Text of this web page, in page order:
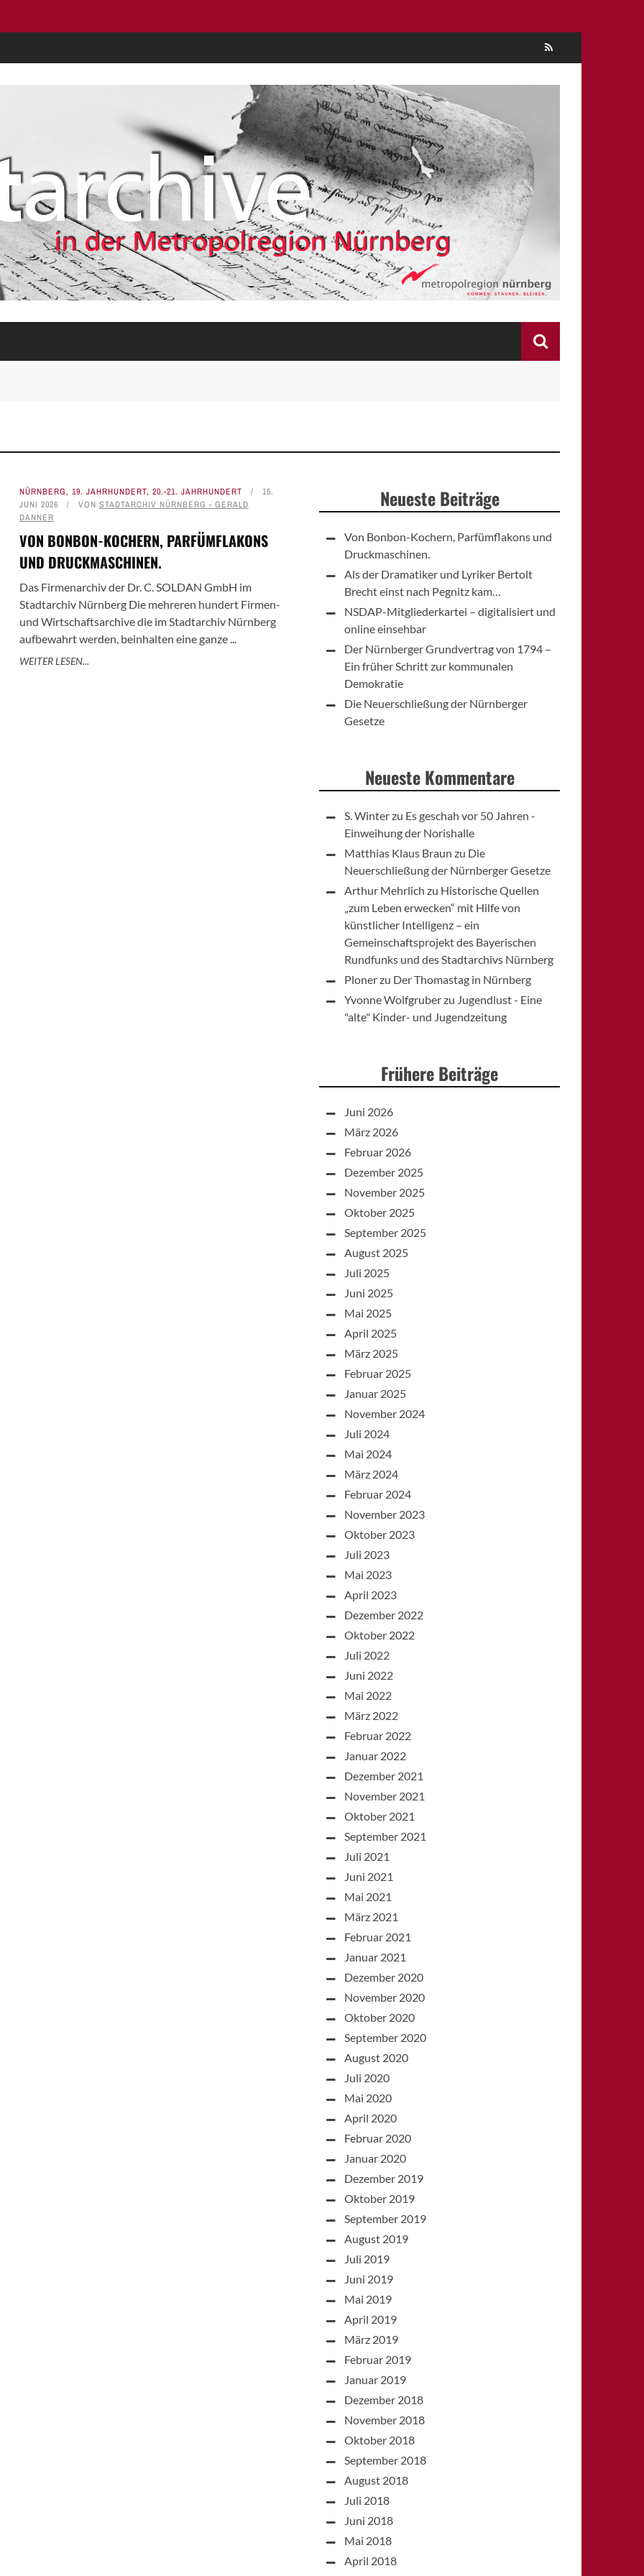
NÜRNBERG, 19. JAHRHUNDERT, 20.-21. JAHRHUNDERT
15.
JUNI 2026
VON STADTARCHIV NÜRNBERG - GERALD
DANNER
VON BONBON-KOCHERN, PARFÜMFLAKONS
UND DRUCKMASCHINEN.
Das Firmenarchiv der Dr. C. SOLDAN GmbH im
Stadtarchiv Nürnberg Die mehreren hundert Firmen-
und Wirtschaftsarchive die im Stadtarchiv Nürnberg
aufbewahrt werden, beinhalten eine ganze ...
WEITER LESEN...
Neueste Beiträge
Von Bonbon-Kochern, Parfümflakons und
Druckmaschinen.
Als der Dramatiker und Lyriker Bertolt
Brecht einst nach Pegnitz kam…
NSDAP-Mitgliederkartei – digitalisiert und
online einsehbar
Der Nürnberger Grundvertrag von 1794 –
Ein früher Schritt zur kommunalen
Demokratie
Die Neuerschließung der Nürnberger
Gesetze
Neueste Kommentare
S. Winterzu Es geschah vor 50 Jahren -
Einweihung der Norishalle
Matthias Klaus Braun zu Die
Neuerschließung der Nürnberger Gesetze
Arthur Mehrlich zu Historische Quellen
„zum Leben erwecken“ mit Hilfe von
künstlicher Intelligenz – ein
Gemeinschaftsprojekt des Bayerischen
Rundfunks und des Stadtarchivs Nürnberg
Plonerzu Der Thomastag in Nürnberg
Yvonne Wolfgruberzu Jugendlust - Eine
"alte" Kinder- und Jugendzeitung
Frühere Beiträge
Juni 2026
März 2026
Februar 2026
Dezember 2025
November 2025
Oktober 2025
September 2025
August 2025
Juli 2025
Juni 2025
Mai 2025
April 2025
März 2025
Februar 2025
Januar 2025
November 2024
Juli 2024
Mai 2024
März 2024
Februar 2024
November 2023
Oktober 2023
Juli 2023
Mai 2023
April 2023
Dezember 2022
Oktober 2022
Juli 2022
Juni 2022
Mai 2022
März 2022
Februar 2022
Januar 2022
Dezember 2021
November 2021
Oktober 2021
September 2021
Juli 2021
Juni 2021
Mai 2021
März 2021
Februar 2021
Januar 2021
Dezember 2020
November 2020
Oktober 2020
September 2020
August 2020
Juli 2020
Mai 2020
April 2020
Februar 2020
Januar 2020
Dezember 2019
Oktober 2019
September 2019
August 2019
Juli 2019
Juni 2019
Mai 2019
April 2019
März 2019
Februar 2019
Januar 2019
Dezember 2018
November 2018
Oktober 2018
September 2018
August 2018
Juli 2018
Juni 2018
Mai 2018
April 2018